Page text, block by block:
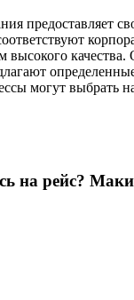
предоставляет
высокого качества.
могут выбрать
на рейс?